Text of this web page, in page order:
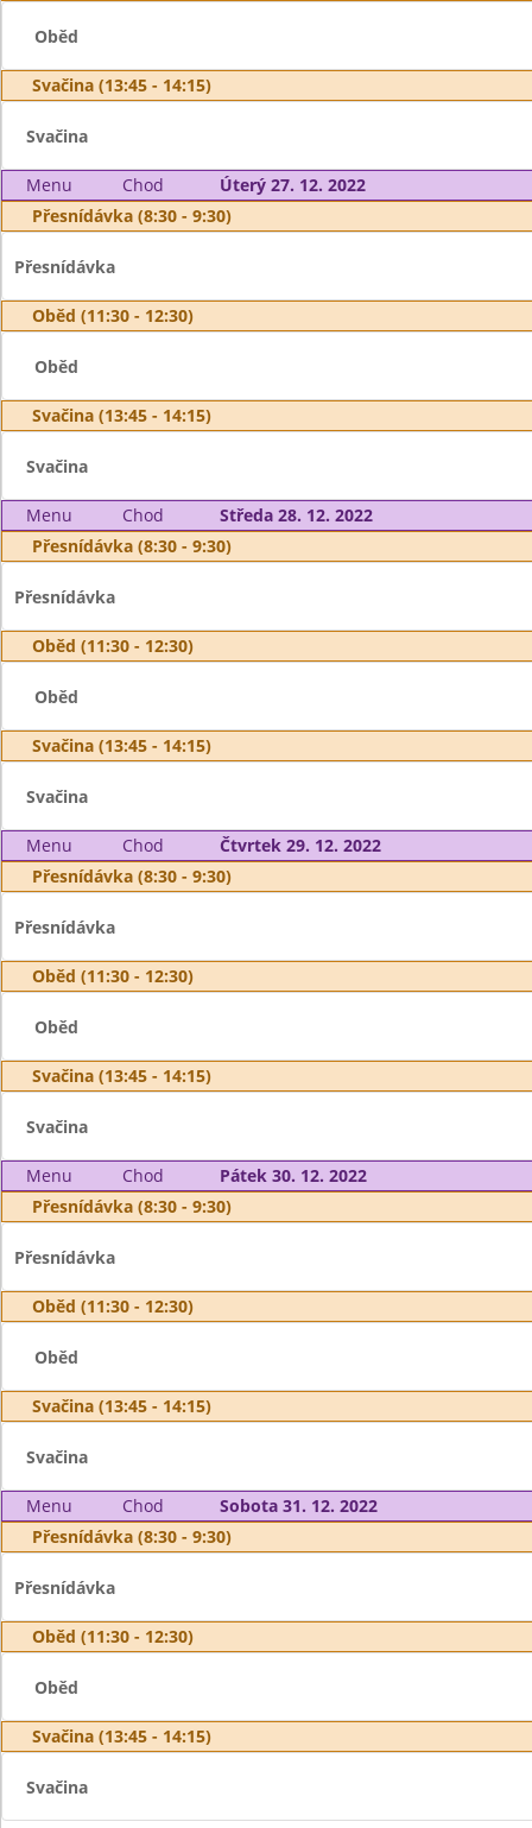
Oběd
Svačina (13:45 - 14:15)
Svačina
Menu Chod
Úterý 27. 12. 2022
Přesnídávka (8:30 - 9:30)
Přesnídávka
Oběd (11:30 - 12:30)
Oběd
Svačina (13:45 - 14:15)
Svačina
Menu Chod
Středa 28. 12. 2022
Přesnídávka (8:30 - 9:30)
Přesnídávka
Oběd (11:30 - 12:30)
Oběd
Svačina (13:45 - 14:15)
Svačina
Menu Chod
Čtvrtek 29. 12. 2022
Přesnídávka (8:30 - 9:30)
Přesnídávka
Oběd (11:30 - 12:30)
Oběd
Svačina (13:45 - 14:15)
Svačina
Menu Chod
Pátek 30. 12. 2022
Přesnídávka (8:30 - 9:30)
Přesnídávka
Oběd (11:30 - 12:30)
Oběd
Svačina (13:45 - 14:15)
Svačina
Menu Chod
Sobota 31. 12. 2022
Přesnídávka (8:30 - 9:30)
Přesnídávka
Oběd (11:30 - 12:30)
Oběd
Svačina (13:45 - 14:15)
Svačina